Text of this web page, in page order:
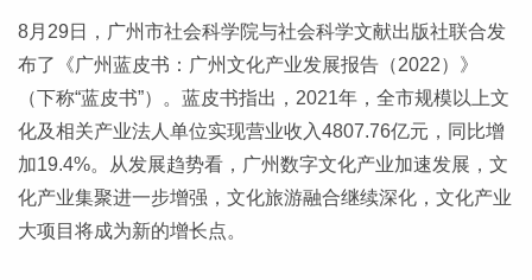
8月29日，广州市社会科学院与社会科学文献出版社联合发
布了《广州蓝皮书：广州文化产业发展报告（2022）》
（下称“蓝皮书”）。蓝皮书指出，2021年，全市规模以上文
化及相关产业法人单位实现营业收入4807.76亿元，同比增
加19.4%。从发展趋势看，广州数字文化产业加速发展，文
化产业集聚进一步增强，文化旅游融合继续深化，文化产业
大项目将成为新的增长点。